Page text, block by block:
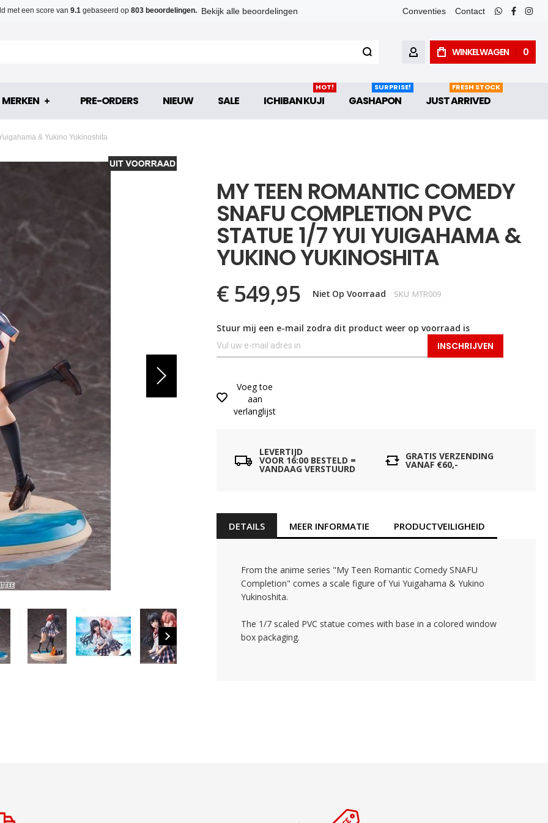
met een score van 9.1 gebaseerd op 803 beoordelingen. Bekijk alle beoordelingen Conventies Contact
whatsapp
facebook
ACCOUNTWINKELWAGEN 0
MERKEN PRE-ORDERS NIEUW SALE ICHIBAN KUJI
HOT!
GASHAPON
SURPRISE!
JUST ARRIVED
FRESH STOCK
& Yukino Yukinoshita
MY TEEN ROMANTIC COMEDY
SNAFU COMPLETION PVC
STATUE 1/7 YUI YUIGAHAMA &
YUKINO YUKINOSHITA
€ 549,95 Niet Op Voorraad SKU MTR009
Stuur mij een e-mail zodra dit product weer op voorraad is
INSCHRIJVEN
Voeg toe
aan
verlanglijst
LEVERTIJD
VOOR 16:00 BESTELD =
VANDAAG VERSTUURD
GRATIS VERZENDING
VANAF €60,-
DETAILS
From the anime series "My Teen Romantic Comedy SNAFU
Completion" comes a scale figure of Yui Yuigahama & Yukino
Yukinoshita.
The 1/7 scaled PVC statue comes with base in a colored window
box packaging.
MEER INFORMATIE PRODUCTVEILIGHEID